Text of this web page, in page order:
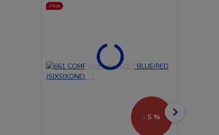
Akce
- 5 %